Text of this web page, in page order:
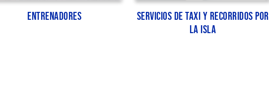
Entrenadores
Servicios de taxi y recorridos por
la isla